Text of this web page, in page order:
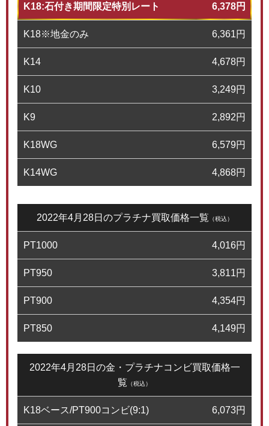
K18:石付き期間限定特別レート 6,378円
K18※地金のみ 6,361円
K14 4,678円
K10 3,249円
K9 2,892円
K18WG 6,579円
K14WG 4,868円
2022年4月28日のプラチナ買取価格一覧 （税込）
PT1000 4,016円
PT950 3,811円
PT900 4,354円
PT850 4,149円
2022年4月28日の金・プラチナコンビ買取価格一
覧 （税込）
K18ベース/PT900コンビ(9:1) 6,073円